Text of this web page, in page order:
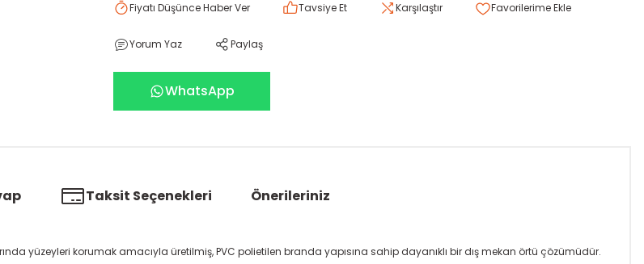
Fiyatı Düşünce Haber Ver Tavsiye Et Karşılaştır
Yorum Yaz Paylaş
WhatsApp
Taksit Seçenekleri Önerileriniz
yüzeyleri korumak amacıyla üretilmiş, PVC polietilen branda yapısına sahip dayanıklı bir dış mekan örtü çözümüdür.